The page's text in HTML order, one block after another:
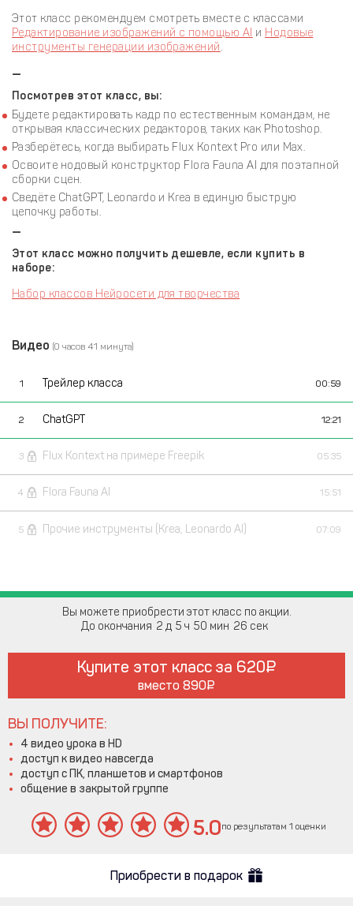
Этот класс рекомендуем смотреть вместе с классами
Редактирование изображений с помощью AI и Нодовые
инструменты генерации изображений.
—
Посмотрев этот класс, вы:
Будете редактировать кадр по естественным командам, не
открывая классических редакторов, таких как Photoshop.
Разберётесь, когда выбирать Flux Kontext Pro или Max.
Освоите нодовый конструктор Flora Fauna AI для поэтапной
сборки сцен.
Сведёте ChatGPT, Leonardo и Krea в единую быструю
цепочку работы.
—
Этот класс можно получить дешевле, если купить в
наборе:
Набор классов Нейросети для творчества
Видео (0 часов 41 минута)
1 Трейлер класса 00:59
2 ChatGPT 12:21
3 Flux Kontext на примере Freepik 05:35
4 Flora Fauna AI 15:51
5 Прочие инструменты (Krea, Leonardo AI) 07:09
Вы можете приобрести этот класс по акции.
До окончания 2 5 50 26
Купите этот класс за 620
вместо 890
ВЫ ПОЛУЧИТЕ:
4 видео урока в HD
доступ к видео навсегда
доступ с ПК, планшетов и смартфонов
общение в закрытой группе
5.0по результатам 1 оценки
Приобрести в подарок